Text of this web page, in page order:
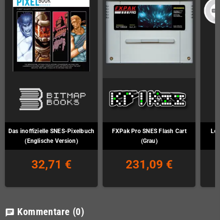
Das inoffizielle SNES-Pixelbuch
(Englische Version)
32,71 €
FXPak Pro SNES Flash Cart
(Grau)
231,09 €
chat Kommentare (0)